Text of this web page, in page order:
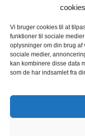
cookies
Vi bruger cookies til at
funktioner til sociale
oplysninger om din brug af
sociale medier,
kan kombinere disse data
som de har indsamlet fra
Priser på
Størrelse
225
14
Der er i alt 22